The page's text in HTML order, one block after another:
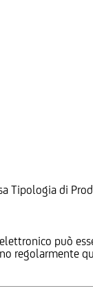
Tipologia di
può
regolarmente